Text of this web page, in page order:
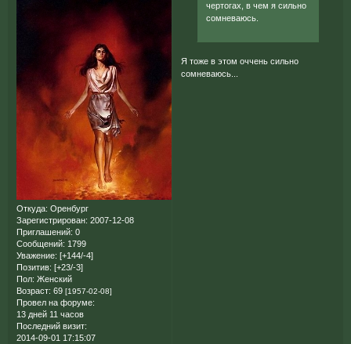
Откуда: Оренбург
Зарегистрирован: 2007-12-08
Приглашений: 0
Сообщений: 1799
Уважение: [+144/-4]
Позитив: [+23/-3]
Пол: Женский
Возраст: 69 [1957-02-08]
Провел на форуме:
13 дней 11 часов
Последний визит:
2014-09-01 17:15:07
чертогах, в чем я сильно
сомневаюсь.
Я тоже в этом оччень сильно
сомневаюсь...